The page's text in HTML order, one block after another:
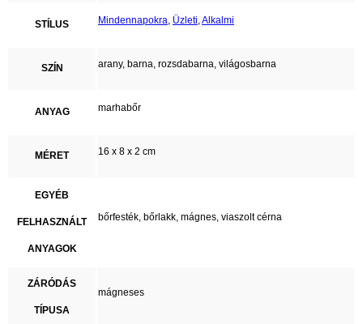
STÍLUS Mindennapokra, Üzleti,Alkalmi
SZÍN arany, barna, rozsdabarna, világosbarna
ANYAG marhabőr
MÉRET 16 x 8 x 2 cm
EGYÉB
FELHASZNÁLT
ANYAGOK
bőrfesték, bőrlakk, mágnes, viaszolt cérna
ZÁRÓDÁS
TÍPUSA
mágneses